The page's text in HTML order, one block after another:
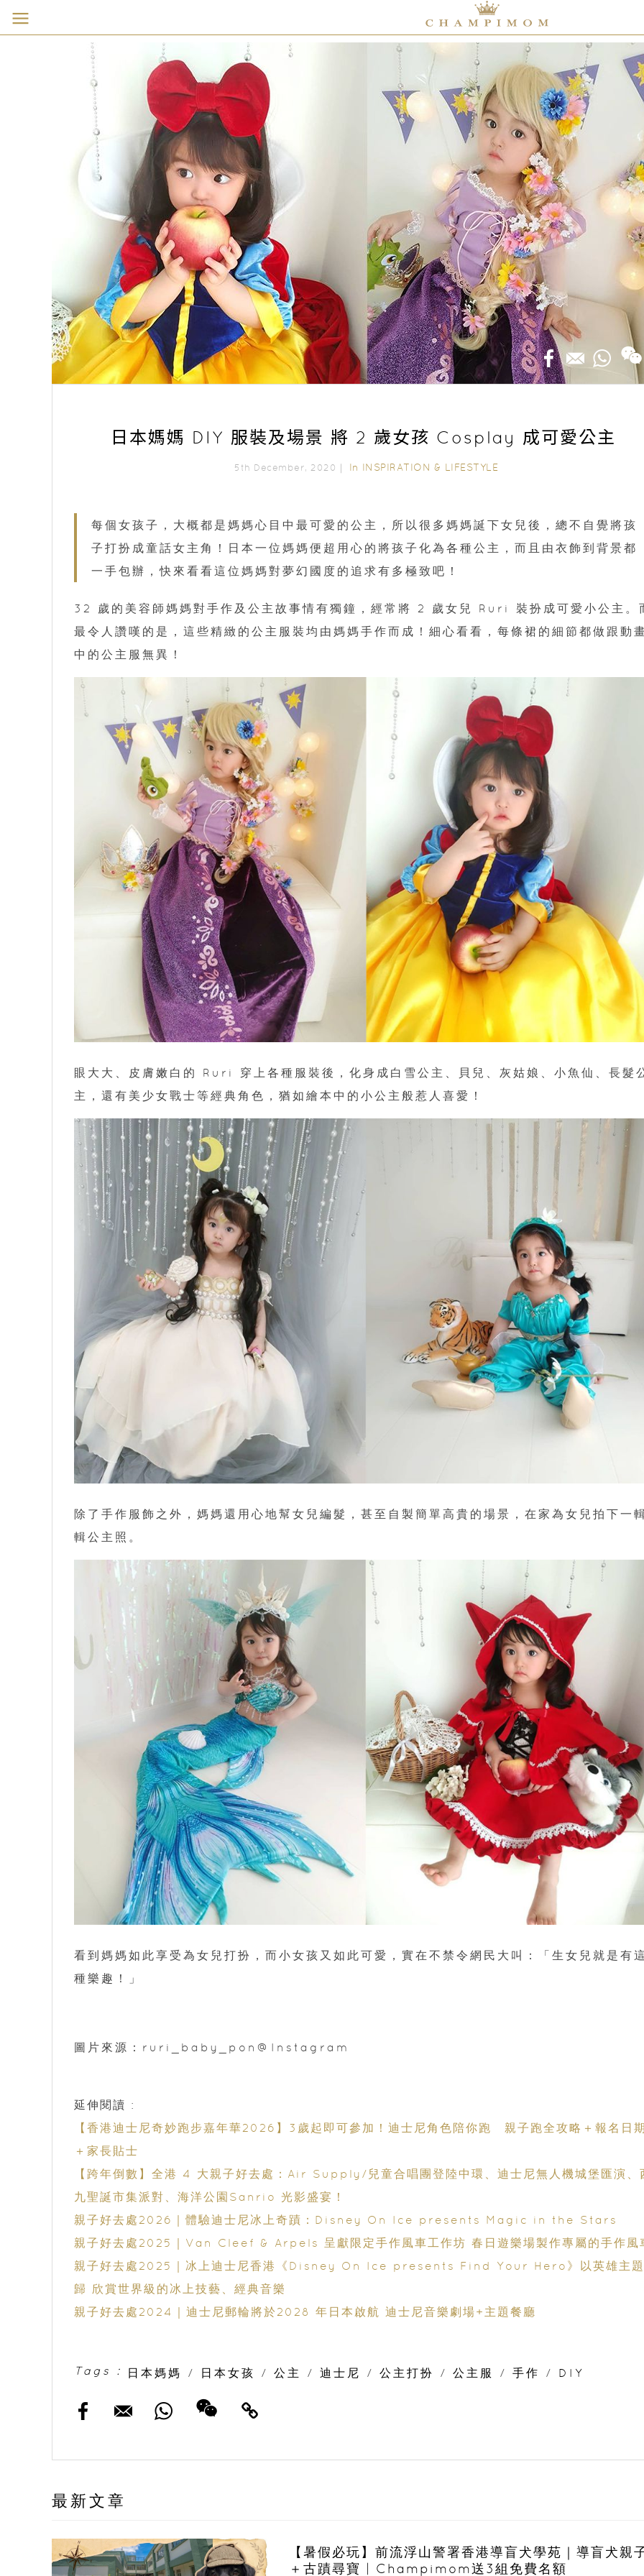
日本媽媽 DIY 服裝及場景 將 2 歲女孩 Cosplay 成可愛公主
5th December, 2020｜ In INSPIRATION & LIFESTYLE
每個女孩子，大概都是媽媽心目中最可愛的公主，所以很多媽媽誕下女兒後，總不自覺將孩
子打扮成童話女主角！日本一位媽媽便超用心的將孩子化為各種公主，而且由衣飾到背景都
一手包辦，快來看看這位媽媽對夢幻國度的追求有多極致吧！
32 歲的美容師媽媽對手作及公主故事情有獨鐘，經常將 2 歲女兒 Ruri 裝扮成可愛小公主。
最令人讚嘆的是，這些精緻的公主服裝均由媽媽手作而成！細心看看，每條裙的細節都做跟動
中的公主服無異！
眼大大、皮膚嫩白的 Ruri 穿上各種服裝後，化身成白雪公主、貝兒、灰姑娘、小魚仙、長髮
主，還有美少女戰士等經典角色，猶如繪本中的小公主般惹人喜愛！
除了手作服飾之外，媽媽還用心地幫女兒編髮，甚至自製簡單高貴的場景，在家為女兒拍下一
輯公主照。
看到媽媽如此享受為女兒打扮，而小女孩又如此可愛，實在不禁令網民大叫：「生女兒就是有
種樂趣！」
圖片來源：ruri_baby_pon@Instagram
延伸閱讀 :
【香港迪士尼奇妙跑步嘉年華2026】3歲起即可參加！迪士尼角色陪你跑 親子跑全攻略＋報名日
＋家長貼士
【跨年倒數】全港 4 大親子好去處：Air Supply/兒童合唱團登陸中環、迪士尼無人機城堡匯演、
九聖誕市集派對、海洋公園Sanrio 光影盛宴！
親子好去處2026｜體驗迪士尼冰上奇蹟：Disney On Ice presents Magic in the Stars
親子好去處2025｜Van Cleef & Arpels 呈獻限定手作風車工作坊 春日遊樂場製作專屬的手作風
親子好去處2025｜冰上迪士尼香港《Disney On Ice presents Find Your Hero》以英雄主
歸 欣賞世界級的冰上技藝、經典音樂
親子好去處2024｜迪士尼郵輪將於2028 年日本啟航 迪士尼音樂劇場+主題餐廳
Tags : 日本媽媽 / 日本女孩 / 公主 / 迪士尼 / 公主打扮 / 公主服 / 手作 / DIY
最新文章
【暑假必玩】前流浮山警署香港導盲犬學苑｜導盲犬親
＋古蹟尋寶 | Champimom送3組免費名額